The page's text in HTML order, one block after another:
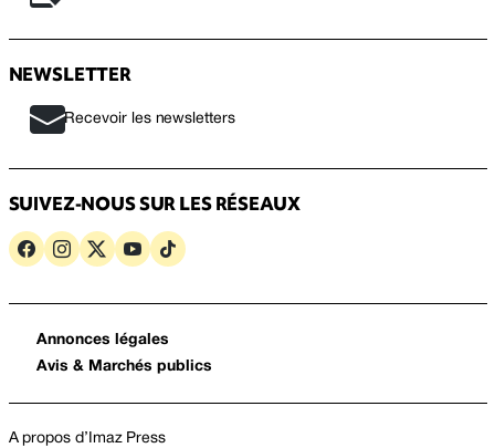
NEWSLETTER
Recevoir les newsletters
SUIVEZ-NOUS SUR LES RÉSEAUX
Annonces légales
Avis & Marchés publics
A propos d’Imaz Press